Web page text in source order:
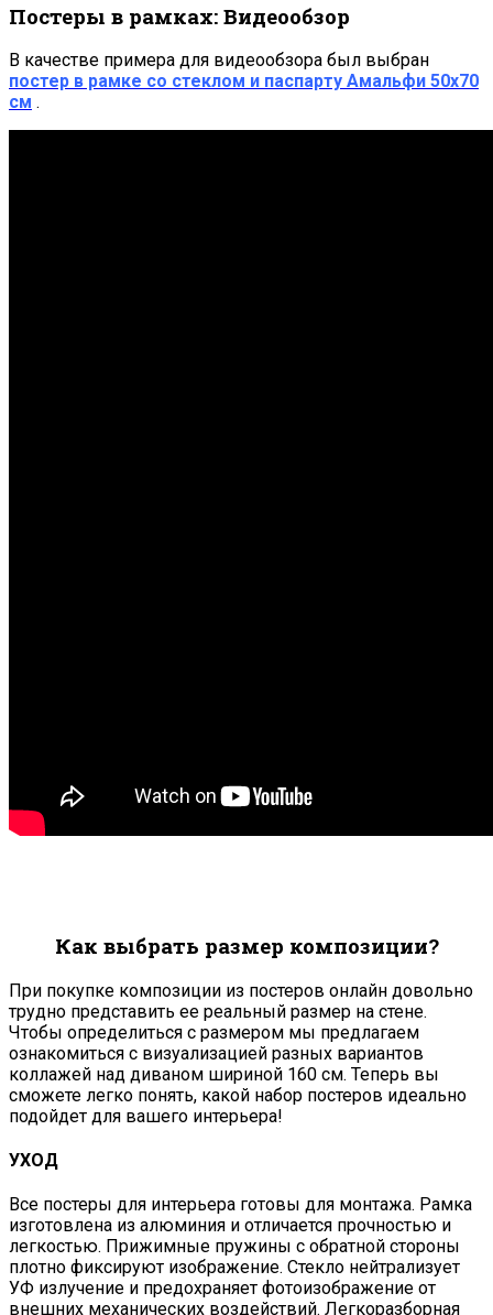
Постеры в рамках: Видеообзор
В качестве примера для видеообзора был выбран
постер в рамке со стеклом и паспарту Амальфи 50х70
см .
Как выбрать размер композиции?
При покупке композиции из постеров онлайн довольно
трудно представить ее реальный размер на стене.
Чтобы определиться с размером мы предлагаем
ознакомиться с визуализацией разных вариантов
коллажей над диваном шириной 160 см. Теперь вы
сможете легко понять, какой набор постеров идеально
подойдет для вашего интерьера!
УХОД
Все постеры для интерьера готовы для монтажа. Рамка
изготовлена из алюминия и отличается прочностью и
легкостью. Прижимные пружины с обратной стороны
плотно фиксируют изображение. Стекло нейтрализует
УФ излучение и предохраняет фотоизображение от
внешних механических воздействий. Легкоразборная